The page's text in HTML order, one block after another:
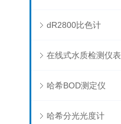
dR2800比色计
在线式水质检测仪表
哈希BOD测定仪
哈希分光光度计